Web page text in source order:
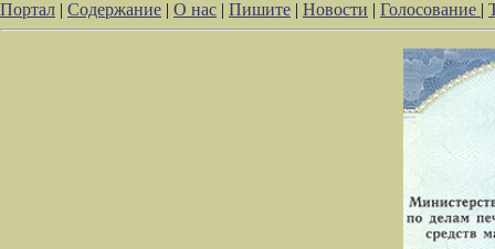
Портал | Содержание | О нас | Пишите | Новости | Голосование |